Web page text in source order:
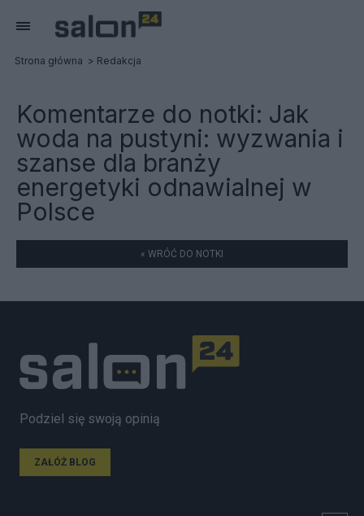
Strona główna Redakcja
Komentarze do notki: Jak
woda na pustyni: wyzwania i
szanse dla branży
energetyki odnawialnej w
Polsce
« WRÓĆ DO NOTKI
Podziel się swoją opinią
ZAŁÓŻ BLOG